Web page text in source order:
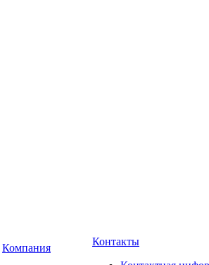
Компания
Контакты